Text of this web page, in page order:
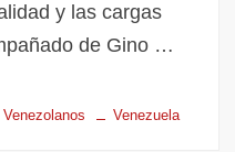
y las cargas
de Gino …
Venezolanos Venezuela